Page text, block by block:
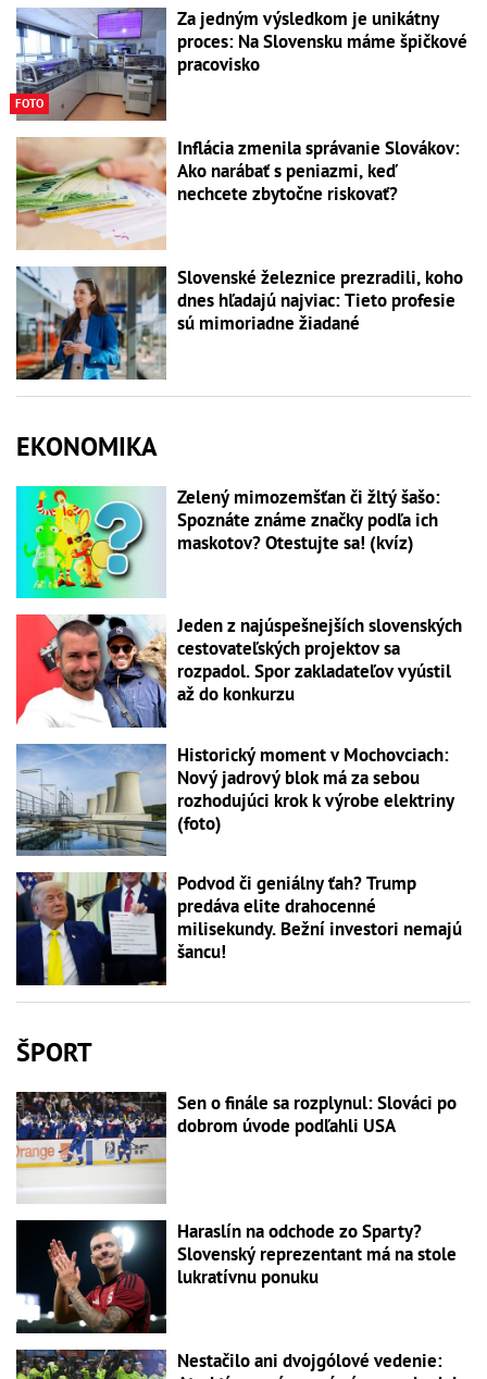
FOTO
Za jedným výsledkom je unikátny
proces: Na Slovensku máme špičkové
pracovisko
Inflácia zmenila správanie Slovákov:
Ako narábať s peniazmi, keď
nechcete zbytočne riskovať?
Slovenské železnice prezradili, koho
dnes hľadajú najviac: Tieto profesie
sú mimoriadne žiadané
EKONOMIKA
Zelený mimozemšťan či žltý šašo:
Spoznáte známe značky podľa ich
maskotov? Otestujte sa! (kvíz)
Jeden z najúspešnejších slovenských
cestovateľských projektov sa
rozpadol. Spor zakladateľov vyústil
až do konkurzu
Historický moment v Mochovciach:
Nový jadrový blok má za sebou
rozhodujúci krok k výrobe elektriny
(foto)
Podvod či geniálny ťah? Trump
predáva elite drahocenné
milisekundy. Bežní investori nemajú
šancu!
ŠPORT
Sen o finále sa rozplynul: Slováci po
dobrom úvode podľahli USA
Haraslín na odchode zo Sparty?
Slovenský reprezentant má na stole
lukratívnu ponuku
Nestačilo ani dvojgólové vedenie: